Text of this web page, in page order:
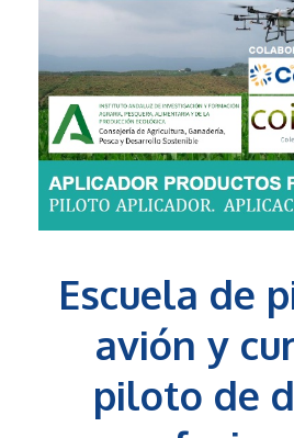
Escuela de
avión y
piloto de